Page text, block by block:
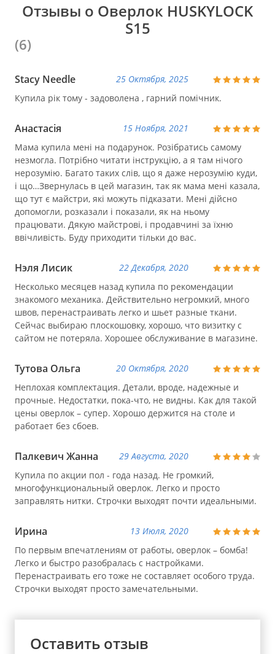
Отзывы о Оверлок HUSKYLOCK
S15
(6)
Stacy Needle
25 Октября, 2025
Купила рік тому - задоволена , гарний помічник.
Анастасія
15 Ноября, 2021
Мама купила мені на подарунок. Розібратись самому
незмогла. Потрібно читати інструкцію, а я там нічого
нерозумію. Багато таких слів, що я даже нерозумію куди,
і що…Звернулась в цей магазин, так як мама мені казала,
що тут є майстри, які можуть підказати. Мені дійсно
допомогли, розказали і показали, як на ньому
працювати. Дякую майстрові, і продавчині за їхню
ввічливість. Буду приходити тільки до вас.
Нэля Лисик
22 Декабря, 2020
Несколько месяцев назад купила по рекомендации
знакомого механика. Действительно негромкий, много
швов, перенастраивать легко и шьет разные ткани.
Сейчас выбираю плоскошовку, хорошо, что визитку с
сайтом не потеряла. Хорошее обслуживание в магазине.
Тутова Ольга
20 Октября, 2020
Неплохая комплектация. Детали, вроде, надежные и
прочные. Недостатки, пока-что, не видны. Как для такой
цены оверлок – супер. Хорошо держится на столе и
работает без сбоев.
Палкевич Жанна
29 Августа, 2020
Купила по акции пол - года назад. Не громкий,
многофункциональный оверлок. Легко и просто
заправлять нитки. Строчки выходят почти идеальными.
Ирина
13 Июля, 2020
По первым впечатлениям от работы, оверлок – бомба!
Легко и быстро разобралась с настройками.
Перенастраивать его тоже не составляет особого труда.
Строчки выходят просто замечательными.
Оставить отзыв